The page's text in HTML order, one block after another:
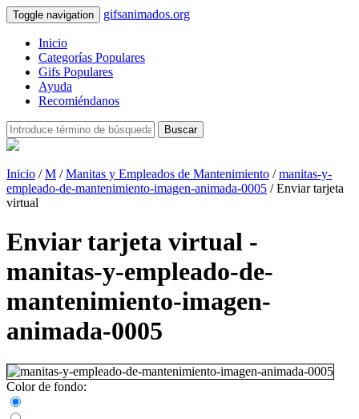
Toggle navigation gifsanimados.org
Inicio
Categorías Populares
Gifs Populares
Ayuda
Recomiéndanos
Buscar
Inicio /M /Manitas y Empleados de Mantenimiento /manitas-y-
empleado-de-mantenimiento-imagen-animada-0005 / Enviar tarjeta
virtual
Enviar tarjeta virtual -
manitas-y-empleado-de-
mantenimiento-imagen-
animada-0005
Color de fondo: